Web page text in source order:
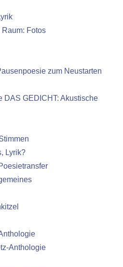
Fotos
zum Neustarten
DAS GEDICHT: Akustische
Lyrik?
Anthologie